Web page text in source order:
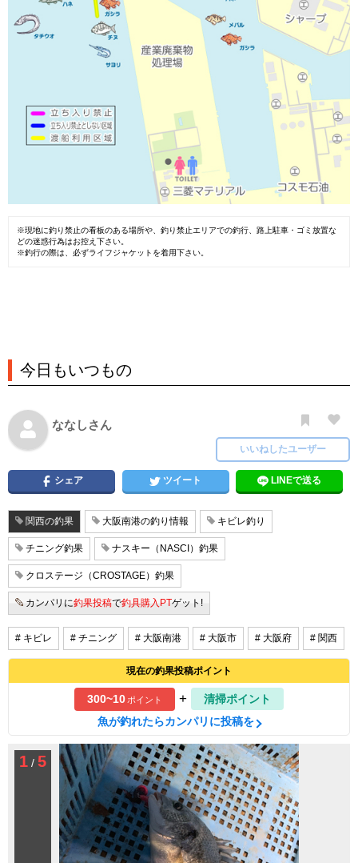
※現地に釣り禁止の看板のある場所や、釣り禁止エリアでの釣行、路上駐車・ゴミ放置な
どの迷惑行為はお控え下さい。
※釣行の際は、必ずライフジャケットを着用下さい。
今日もいつもの
ななしさん
いいねしたユーザー
シェア ツイート LINEで送る
関西の釣果 大阪南港の釣り情報 キビレ釣り
チニング釣果 ナスキー（NASCI）釣果
クロステージ（CROSTAGE）釣果
カンパリに釣果投稿で釣具購入PTゲット!
# キビレ # チニング # 大阪南港 # 大阪市 # 大阪府 # 関西
現在の釣果投稿ポイント
300~10ポイント +
清掃ポイント
魚が釣れたらカンパリに投稿を
1 / 5